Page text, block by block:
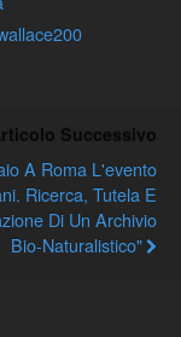
Successivo
A Roma L'evento
Ricerca, Tutela E
Di Un Archivio
Bio-Naturalistico"